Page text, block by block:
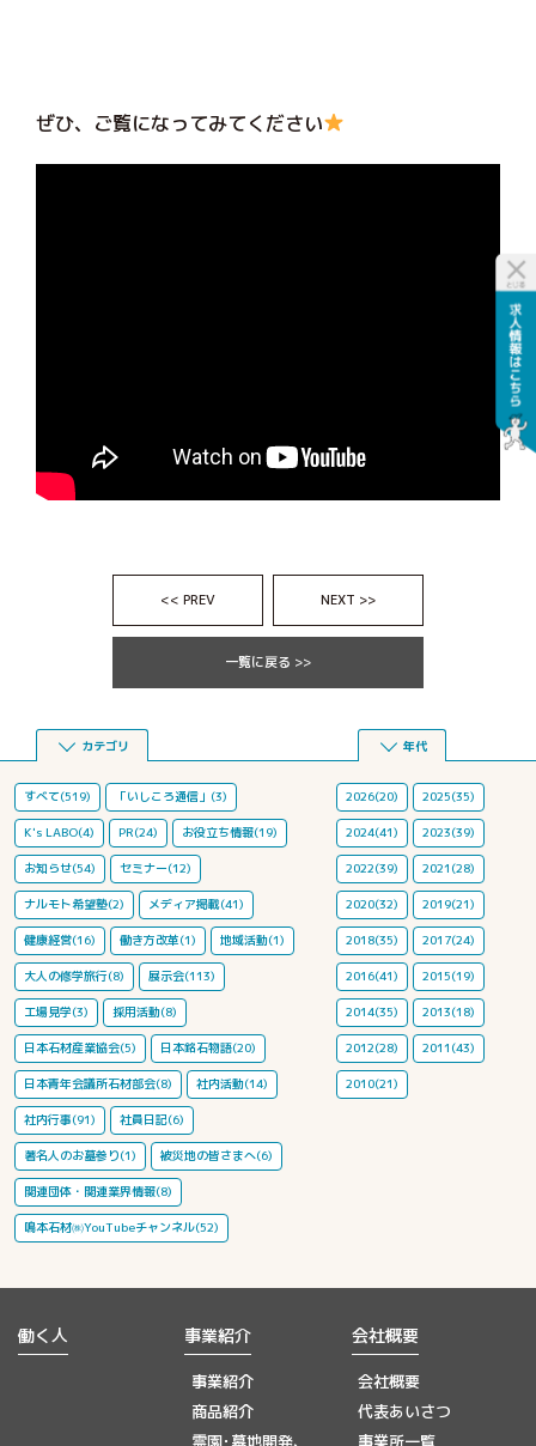
ぜひ、ご覧になってみてください
<< PREV NEXT >>
一覧に戻る >>
カテゴリ
すべて(519) 「いしころ通信」(3)
K's LABO(4) PR(24) お役立ち情報(19)
お知らせ(54) セミナー(12)
ナルモト希望塾(2) メディア掲載(41)
健康経営(16) 働き方改革(1) 地域活動(1)
大人の修学旅行(8) 展示会(113)
工場見学(3) 採用活動(8)
日本石材産業協会(5) 日本銘石物語(20)
日本青年会議所石材部会(8) 社内活動(14)
社内行事(91) 社員日記(6)
著名人のお墓参り(1) 被災地の皆さまへ(6)
関連団体・関連業界情報(8)
鳴本石材㈱YouTubeチャンネル(52)
年代
2026(20) 2025(35)
2024(41) 2023(39)
2022(39) 2021(28)
2020(32) 2019(21)
2018(35) 2017(24)
2016(41) 2015(19)
2014(35) 2013(18)
2012(28) 2011(43)
2010(21)
働く人 事業紹介
事業紹介
商品紹介
霊園･墓地開発、
会社概要
会社概要
代表あいさつ
事業所一覧